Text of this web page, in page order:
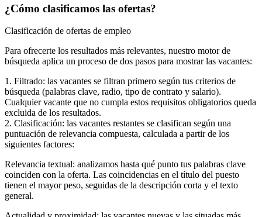
¿Cómo clasificamos las ofertas?
Clasificación de ofertas de empleo
Para ofrecerte los resultados más relevantes, nuestro motor de
búsqueda aplica un proceso de dos pasos para mostrar las vacantes:
1. Filtrado: las vacantes se filtran primero según tus criterios de
búsqueda (palabras clave, radio, tipo de contrato y salario).
Cualquier vacante que no cumpla estos requisitos obligatorios queda
excluida de los resultados.
2. Clasificación: las vacantes restantes se clasifican según una
puntuación de relevancia compuesta, calculada a partir de los
siguientes factores:
Relevancia textual: analizamos hasta qué punto tus palabras clave
coinciden con la oferta. Las coincidencias en el título del puesto
tienen el mayor peso, seguidas de la descripción corta y el texto
general.